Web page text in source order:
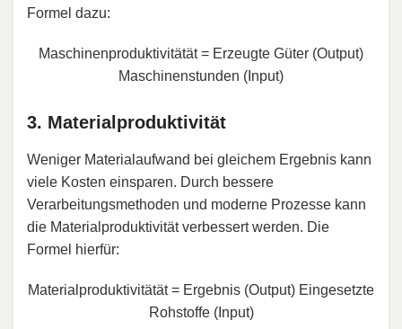
Formel dazu:
Maschinenproduktivitätät = Erzeugte Güter (Output)
Maschinenstunden (Input)
3. Materialproduktivität
Weniger Materialaufwand bei gleichem Ergebnis kann
viele Kosten einsparen. Durch bessere
Verarbeitungsmethoden und moderne Prozesse kann
die Materialproduktivität verbessert werden. Die
Formel hierfür:
Materialproduktivitätät = Ergebnis (Output) Eingesetzte
Rohstoffe (Input)